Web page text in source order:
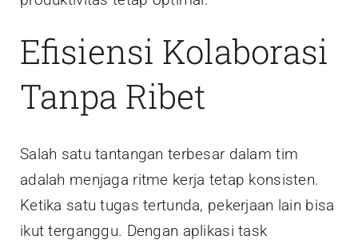
Efisiensi Kolaborasi
Tanpa Ribet
Salah satu tantangan terbesar dalam tim
adalah menjaga ritme kerja tetap konsisten.
Ketika satu tugas tertunda, pekerjaan lain bisa
ikut terganggu. Dengan aplikasi task